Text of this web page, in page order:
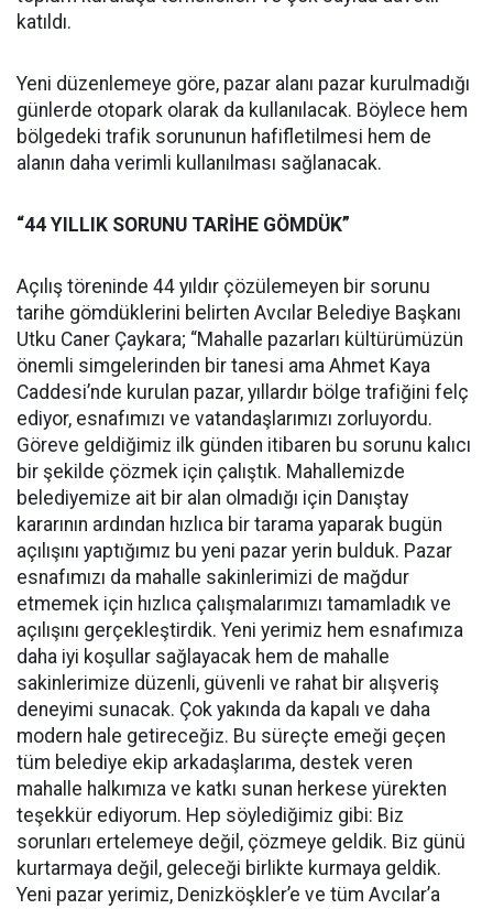
katıldı.
Yeni düzenlemeye göre, pazar alanı pazar kurulmadığı
günlerde otopark olarak da kullanılacak. Böylece hem
bölgedeki trafik sorununun hafifletilmesi hem de
alanın daha verimli kullanılması sağlanacak.
“44 YILLIK SORUNU TARİHE GÖMDÜK”
Açılış töreninde 44 yıldır çözülemeyen bir sorunu
tarihe gömdüklerini belirten Avcılar Belediye Başkanı
Utku Caner Çaykara; “Mahalle pazarları kültürümüzün
önemli simgelerinden bir tanesi ama Ahmet Kaya
Caddesi’nde kurulan pazar, yıllardır bölge trafiğini felç
ediyor, esnafımızı ve vatandaşlarımızı zorluyordu.
Göreve geldiğimiz ilk günden itibaren bu sorunu kalıcı
bir şekilde çözmek için çalıştık. Mahallemizde
belediyemize ait bir alan olmadığı için Danıştay
kararının ardından hızlıca bir tarama yaparak bugün
açılışını yaptığımız bu yeni pazar yerin bulduk. Pazar
esnafımızı da mahalle sakinlerimizi de mağdur
etmemek için hızlıca çalışmalarımızı tamamladık ve
açılışını gerçekleştirdik. Yeni yerimiz hem esnafımıza
daha iyi koşullar sağlayacak hem de mahalle
sakinlerimize düzenli, güvenli ve rahat bir alışveriş
deneyimi sunacak. Çok yakında da kapalı ve daha
modern hale getireceğiz. Bu süreçte emeği geçen
tüm belediye ekip arkadaşlarıma, destek veren
mahalle halkımıza ve katkı sunan herkese yürekten
teşekkür ediyorum. Hep söylediğimiz gibi: Biz
sorunları ertelemeye değil, çözmeye geldik. Biz günü
kurtarmaya değil, geleceği birlikte kurmaya geldik.
Yeni pazar yerimiz, Denizköşkler’e ve tüm Avcılar’a